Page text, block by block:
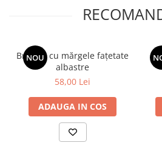
NOU
Brățară cu mărgele fațetate
albastre
58,00 Lei
ADAUGA IN COS